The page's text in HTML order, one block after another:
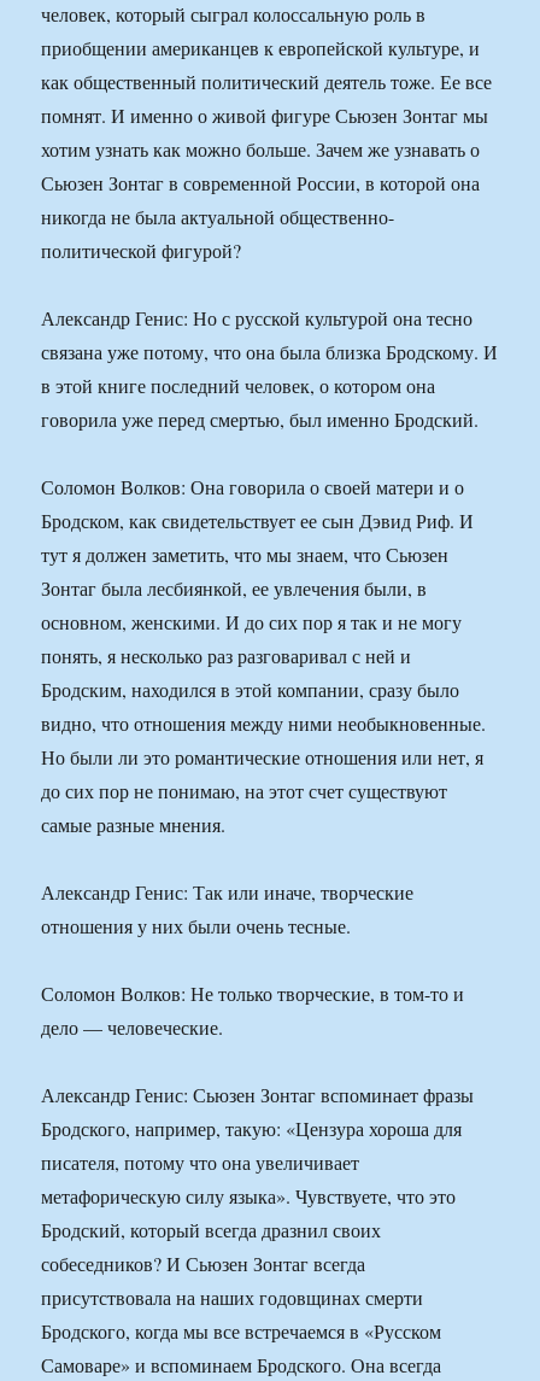
человек, который сыграл колоссальную роль в
приобщении американцев к европейской культуре, и
как общественный политический деятель тоже. Ее все
помнят. И именно о живой фигуре Сьюзен Зонтаг мы
хотим узнать как можно больше. Зачем же узнавать о
Сьюзен Зонтаг в современной России, в которой она
никогда не была актуальной общественно-
политической фигурой?
Александр Генис: Но с русской культурой она тесно
связана уже потому, что она была близка Бродскому. И
в этой книге последний человек, о котором она
говорила уже перед смертью, был именно Бродский.
Соломон Волков: Она говорила о своей матери и о
Бродском, как свидетельствует ее сын Дэвид Риф. И
тут я должен заметить, что мы знаем, что Сьюзен
Зонтаг была лесбиянкой, ее увлечения были, в
основном, женскими. И до сих пор я так и не могу
понять, я несколько раз разговаривал с ней и
Бродским, находился в этой компании, сразу было
видно, что отношения между ними необыкновенные.
Но были ли это романтические отношения или нет, я
до сих пор не понимаю, на этот счет существуют
самые разные мнения.
Александр Генис: Так или иначе, творческие
отношения у них были очень тесные.
Соломон Волков: Не только творческие, в том-то и
дело — человеческие.
Александр Генис: Сьюзен Зонтаг вспоминает фразы
Бродского, например, такую: «Цензура хороша для
писателя, потому что она увеличивает
метафорическую силу языка». Чувствуете, что это
Бродский, который всегда дразнил своих
собеседников? И Сьюзен Зонтаг всегда
присутствовала на наших годовщинах смерти
Бродского, когда мы все встречаемся в «Русском
Самоваре» и вспоминаем Бродского. Она всегда